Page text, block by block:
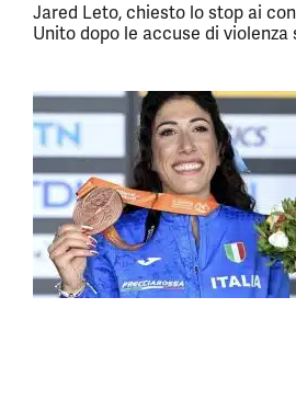
Jared Leto, chiesto lo stop ai
Unito dopo le accuse di violenza